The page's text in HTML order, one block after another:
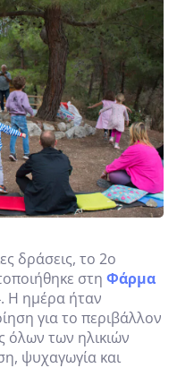
δράσεις, το 2ο
στη Φάρμα
Η ημέρα ήταν
για το περιβάλλον
όλων των ηλικιών
ψυχαγωγία και